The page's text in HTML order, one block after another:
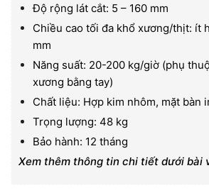
Độ rộng lát cắt: 5 – 160 mm
Chiều cao tối đa khổ xương/thịt: ít
mm
Năng suất: 20-200 kg/giờ (phụ
xương bằng tay)
Chất liệu: Hợp kim nhôm, mặt bàn
Trọng lượng: 48 kg
Bảo hành: 12 tháng
Xem thêm thông tin chi tiết dưới bài